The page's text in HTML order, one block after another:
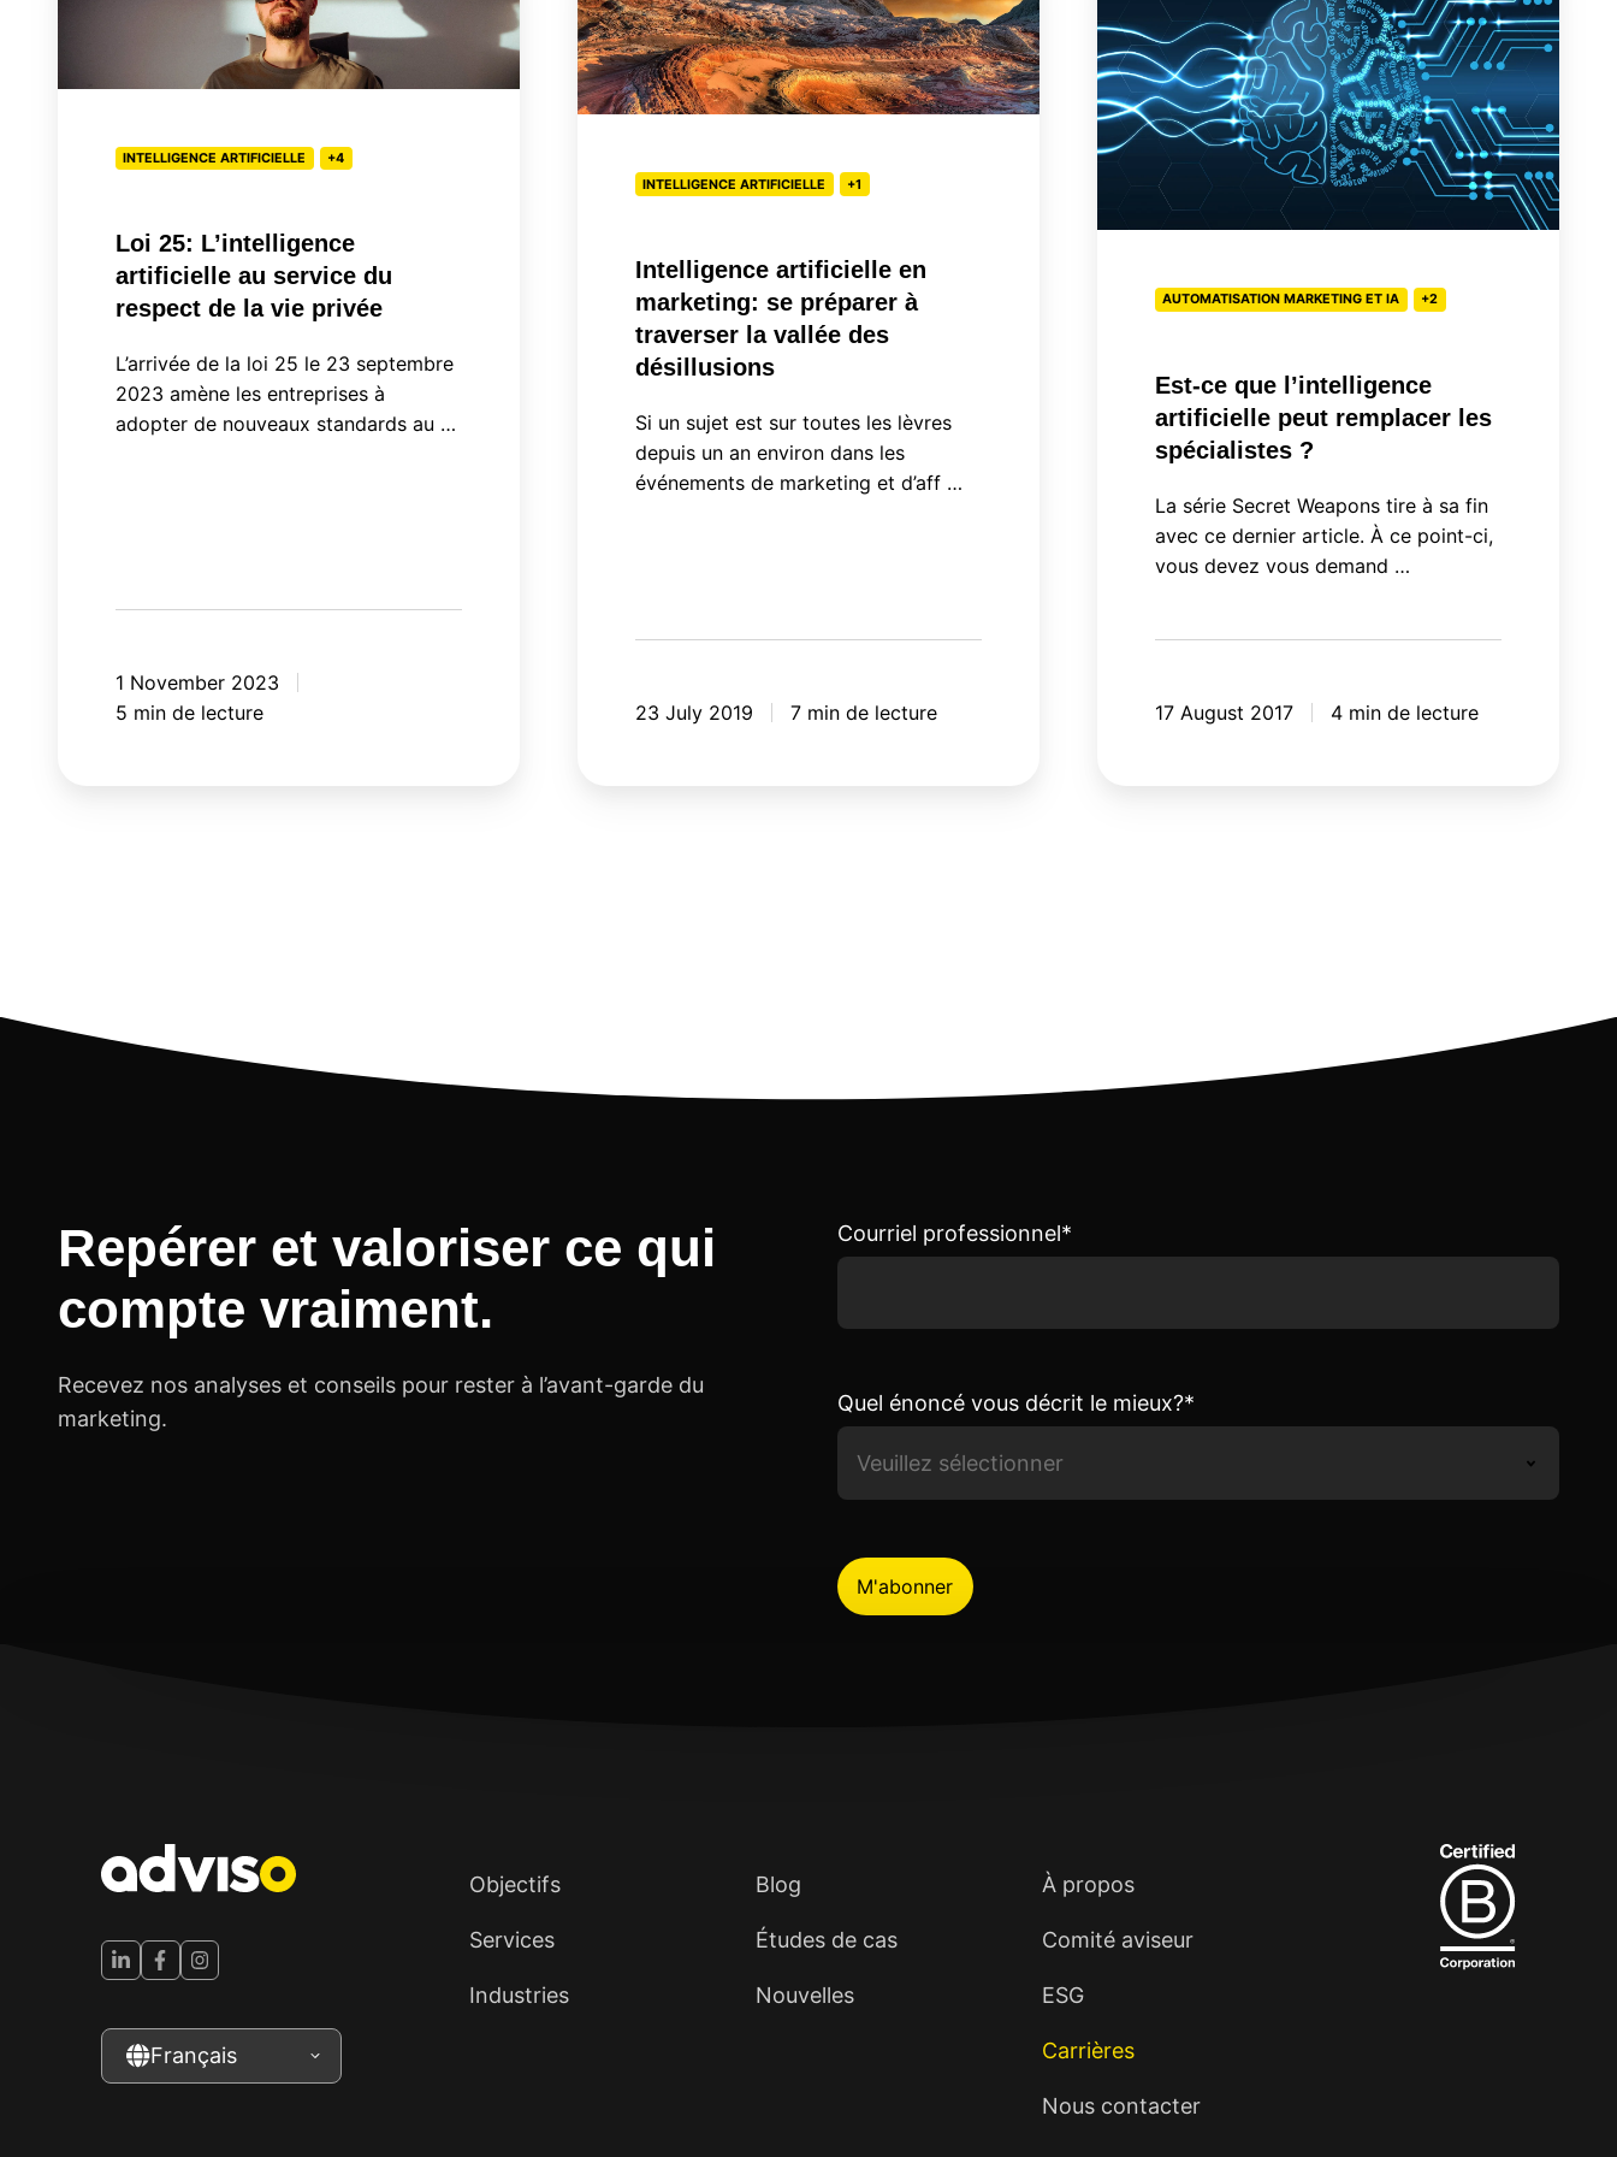
au
INTELLIGENCE ARTIFICIELLE +4
Loi 25: L’intelligence
artificielle au service du
respect de la vie privée
L’arrivée de la loi 25 le 23 septembre
2023 amène les entreprises à
adopter de nouveaux standards au …
1 November 2023
5 min de lecture
en
marketing:
se
traverser
désillusions
INTELLIGENCE ARTIFICIELLE +1
Intelligence artificielle en
marketing: se préparer à
traverser la vallée des
désillusions
Si un sujet est sur toutes les lèvres
depuis un an environ dans les
événements de marketing et d’aff …
23 July 2019 7 min de lecture
que
l’intelligence
artificielle
peut
remplacer
spécialistes
AUTOMATISATION MARKETING ET IA +2
Est-ce que l’intelligence
artificielle peut remplacer les
spécialistes ?
La série Secret Weapons tire à sa fin
avec ce dernier article. À ce point-ci,
vous devez vous demand …
17 August 2017 4 min de lecture
Repérer et valoriser ce qui
compte vraiment.
Recevez nos analyses et conseils pour rester à l’avant-garde du
marketing.
Courriel professionnel*
Quel énoncé vous décrit le mieux?*
J’accepte de recevoir du contenu pertinent et des invitations à des
événements exclusifs de la part d’Adviso. Nous partageons seulement
Français
Objectifs
Services
Industries
Blog
Études de cas
Nouvelles
À propos
Comité aviseur
ESG
Carrières
Nous contacter